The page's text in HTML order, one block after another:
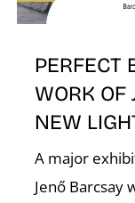
PERFECT
WORK OF
NEW
A major
Jenő Barcsay